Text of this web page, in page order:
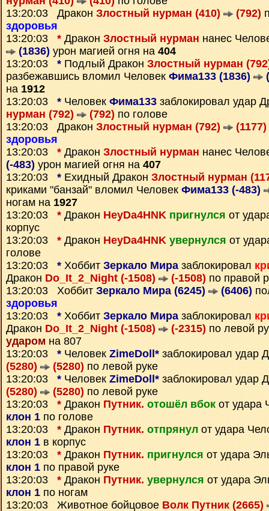
13:20:03 Дракон Злостный нурман (410) (792)
здоровья
13:20:03 * Дракон Злостный нурман нанес
(1836) урон магией огня на 404
13:20:03 * Подлый Дракон Злостный нурман
разбежавшись вломил Человек Фима133 (1836)
на 1912
13:20:03 * Человек Фима133 заблокировал удар
нурман (792)
(792) по голове
13:20:03 Дракон Злостный нурман (792) (1177)
здоровья
13:20:03 * Дракон Злостный нурман нанес
(-483) урон магией огня на 407
13:20:03 * Ехидный Дракон Злостный нурман
криками "банзай" вломил Человек Фима133 (-483)
ногам на 1927
13:20:03 * Дракон HeyDa4HNK пригнулся от
корпус
13:20:03 * Дракон HeyDa4HNK увернулся от
голове
13:20:03 * Хоббит Зеркало Миразаблокировал
Дракон Do_It_2_Night (-1508) (-1508) по правой
13:20:03 Хоббит Зеркало Мира (6245) (6406)
здоровья
13:20:03 * Хоббит Зеркало Миразаблокировал
Дракон Do_It_2_Night (-1508) (-2315) по левой
ударом на 807
13:20:03 * Человек ZimeDoll* заблокировал удар
(5280)
(5280) по левой руке
13:20:03 * Человек ZimeDoll* заблокировал удар
(5280)
(5280) по левой руке
13:20:03 * Дракон Путник. отошёл вбок от удара
клон 1 по голове
13:20:03 * Дракон Путник. отпрянул от удара
клон 1 в корпус
13:20:03 * Дракон Путник. пригнулся от удара
клон 1 по правой руке
13:20:03 * Дракон Путник. увернулся от удара
клон 1 по ногам
13:20:03 Животное бойцовое Волк Путник (2665)